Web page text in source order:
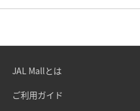
JAL Mallとは
ご利用ガイド